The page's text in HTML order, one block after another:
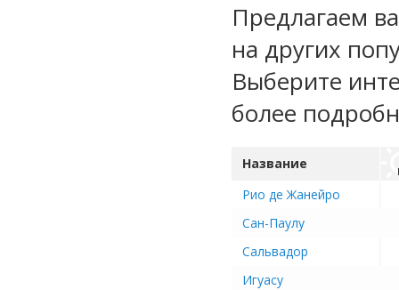
Предлагаем
на других
Выберите
более
Название
Рио де Жанейро
Сан-Паулу
Сальвадор
Игуасу